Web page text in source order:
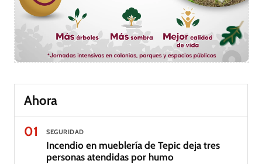
Ahora
01
SEGURIDAD
Incendio en mueblería de Tepic deja tres
personas atendidas por humo